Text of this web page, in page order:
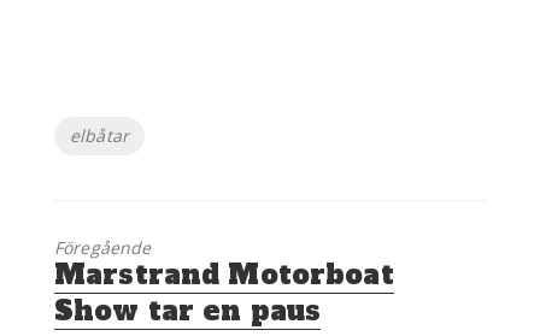
Etiketter
elbåtar
Föregående
Föregående
inlägg:
Marstrand Motorboat
Show tar en paus